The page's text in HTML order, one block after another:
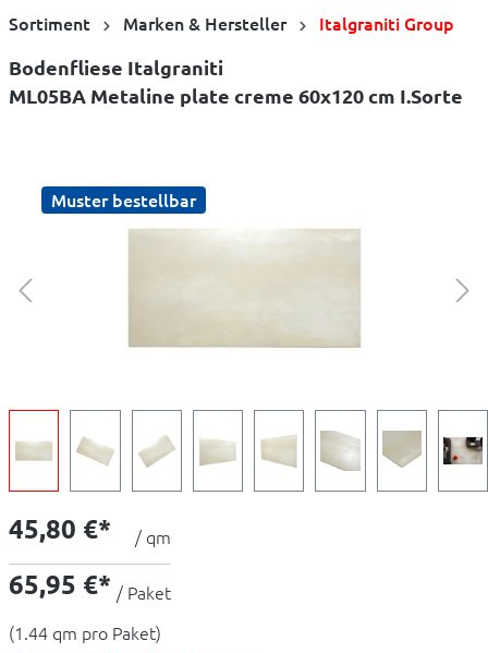
Sortiment Marken & Hersteller Italgraniti Group
Bodenfliese Italgraniti
ML05BA Metaline plate creme 60x120 cm I.Sorte
Muster bestellbar
45,80 €* / qm
65,95 €* / Paket
(1.44 qm pro Paket)